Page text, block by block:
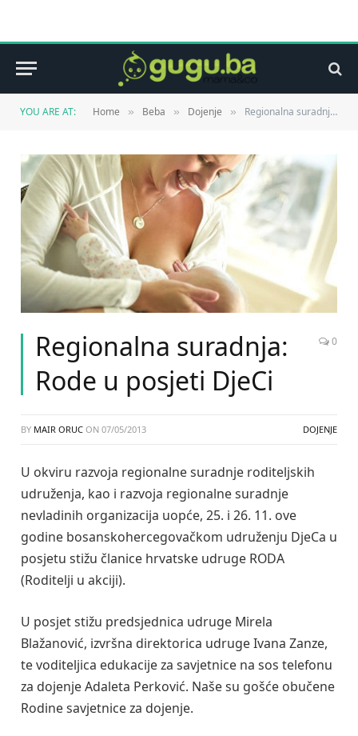
YOU ARE AT: Home » Beba » Dojenje » Regionalna suradnja: Rode u posjeti DjeCi
Regionalna suradnja:
Rode u posjeti DjeCi
0
BY MAIR ORUC ON 07/05/2013 DOJENJE
U okviru razvoja regionalne suradnje roditeljskih
udruženja, kao i razvoja regionalne suradnje
nevladinih organizacija uopće, 25. i 26. 11. ove
godine bosanskohercegovačkom udruženju DjeCa u
posjetu stižu članice hrvatske udruge RODA
(Roditelji u akciji).
U posjet stižu predsjednica udruge Mirela
Blažanović, izvršna direktorica udruge Ivana Zanze,
te voditeljica edukacije za savjetnice na sos telefonu
za dojenje Adaleta Perković. Naše su gošće obučene
Rodine savjetnice za dojenje.